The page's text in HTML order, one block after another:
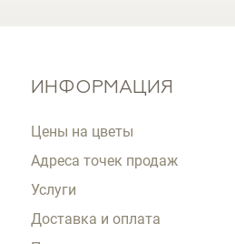
ИНФОРМАЦИЯ
Цены на цветы
Адреса точек продаж
Услуги
Доставка и оплата